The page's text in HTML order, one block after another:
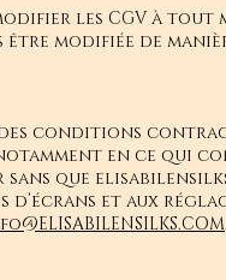
modifier les CGV à tout
être modifiée de
conditions
en ce qui
que
d’écrans et aux
.